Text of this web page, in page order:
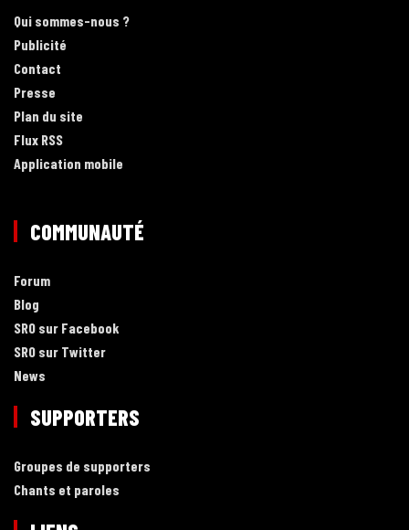
Qui sommes-nous ?
Publicité
Contact
Presse
Plan du site
Flux RSS
Application mobile
COMMUNAUTÉ
Forum
Blog
SRO sur Facebook
SRO sur Twitter
News
SUPPORTERS
Groupes de supporters
Chants et paroles